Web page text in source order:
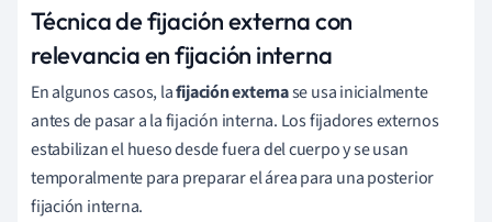
Técnica de fijación externa con
relevancia en fijación interna
En algunos casos, lafijación externase usa inicialmente
antes de pasar a la fijación interna. Los fijadores externos
estabilizan el hueso desde fuera del cuerpo y se usan
temporalmente para preparar el área para una posterior
fijación interna.